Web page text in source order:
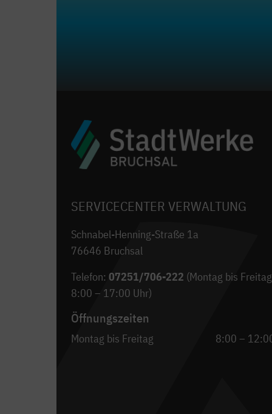
SERVICECENTER VERWALTUNG
Schnabel-Henning-Straße 1a
76646 Bruchsal
Telefon:07251/706-222 (Montag bis
8:00 – 17:00 Uhr)
Öffnungszeiten
Montag bis Freitag 8:00 –